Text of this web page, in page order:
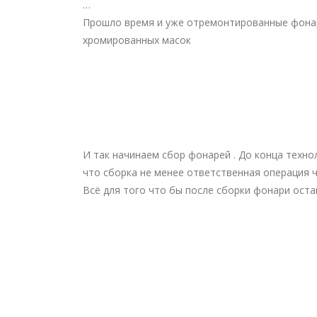
…
Прошло время и уже отремонтированные
хромированных масок
И так начинаем сбор фонарей . До конца
что сборка не менее ответственная операция
Всё для того что бы после сборки фонари